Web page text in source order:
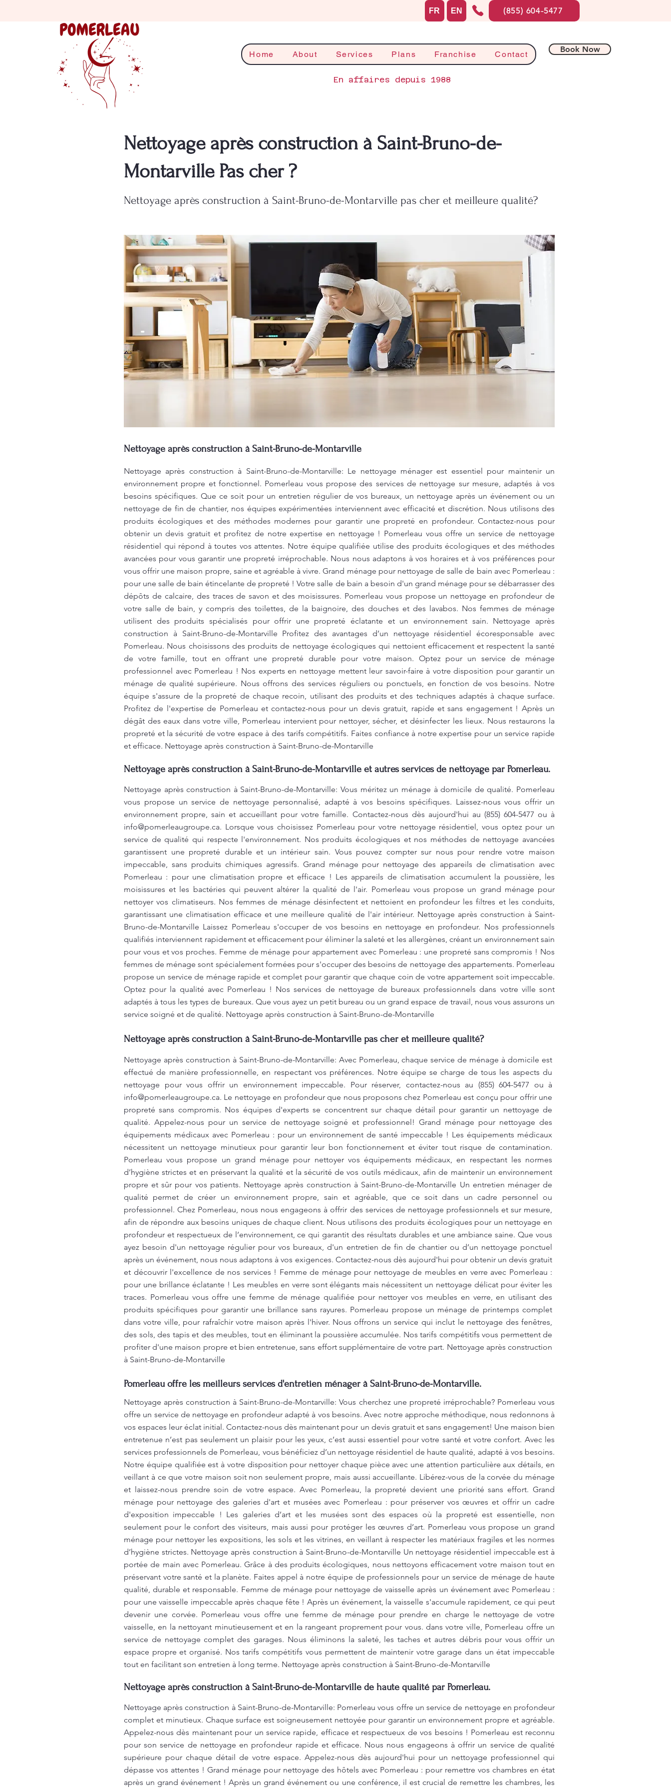
Home About Services Plans Franchise Contact
Book Now
En affaires depuis 1988
FR EN (855) 604-5477
Nettoyage après construction à Saint-Bruno-de-
Montarville Pas cher ?
Nettoyage après construction à Saint-Bruno-de-Montarville pas cher et meilleure qualité?
Nettoyage après construction à Saint-Bruno-de-Montarville
Nettoyage après construction à Saint-Bruno-de-Montarville: Le nettoyage ménager est essentiel pour maintenir un
environnement propre et fonctionnel. Pomerleau vous propose des services de nettoyage sur mesure, adaptés à vos
besoins spécifiques. Que ce soit pour un entretien régulier de vos bureaux, un nettoyage après un événement ou un
nettoyage de fin de chantier, nos équipes expérimentées interviennent avec efficacité et discrétion. Nous utilisons des
produits écologiques et des méthodes modernes pour garantir une propreté en profondeur. Contactez-nous pour
obtenir un devis gratuit et profitez de notre expertise en nettoyage ! Pomerleau vous offre un service de nettoyage
résidentiel qui répond à toutes vos attentes. Notre équipe qualifiée utilise des produits écologiques et des méthodes
avancées pour vous garantir une propreté irréprochable. Nous nous adaptons à vos horaires et à vos préférences pour
vous offrir une maison propre, saine et agréable à vivre. Grand ménage pour nettoyage de salle de bain avec Pomerleau :
pour une salle de bain étincelante de propreté ! Votre salle de bain a besoin d'un grand ménage pour se débarrasser des
dépôts de calcaire, des traces de savon et des moisissures. Pomerleau vous propose un nettoyage en profondeur de
votre salle de bain, y compris des toilettes, de la baignoire, des douches et des lavabos. Nos femmes de ménage
utilisent des produits spécialisés pour offrir une propreté éclatante et un environnement sain. Nettoyage après
construction à Saint-Bruno-de-Montarville Profitez des avantages d’un nettoyage résidentiel écoresponsable avec
Pomerleau. Nous choisissons des produits de nettoyage écologiques qui nettoient efficacement et respectent la santé
de votre famille, tout en offrant une propreté durable pour votre maison. Optez pour un service de ménage
professionnel avec Pomerleau ! Nos experts en nettoyage mettent leur savoir-faire à votre disposition pour garantir un
ménage de qualité supérieure. Nous offrons des services réguliers ou ponctuels, en fonction de vos besoins. Notre
équipe s'assure de la propreté de chaque recoin, utilisant des produits et des techniques adaptés à chaque surface.
Profitez de l'expertise de Pomerleau et contactez-nous pour un devis gratuit, rapide et sans engagement ! Après un
dégât des eaux dans votre ville, Pomerleau intervient pour nettoyer, sécher, et désinfecter les lieux. Nous restaurons la
propreté et la sécurité de votre espace à des tarifs compétitifs. Faites confiance à notre expertise pour un service rapide
et efficace. Nettoyage après construction à Saint-Bruno-de-Montarville
Nettoyage après construction à Saint-Bruno-de-Montarville et autres services de nettoyage par Pomerleau.
Nettoyage après construction à Saint-Bruno-de-Montarville: Vous méritez un ménage à domicile de qualité. Pomerleau
vous propose un service de nettoyage personnalisé, adapté à vos besoins spécifiques. Laissez-nous vous offrir un
environnement propre, sain et accueillant pour votre famille. Contactez-nous dès aujourd'hui au (855) 604-5477 ou à
info@pomerleaugroupe.ca. Lorsque vous choisissez Pomerleau pour votre nettoyage résidentiel, vous optez pour un
service de qualité qui respecte l'environnement. Nos produits écologiques et nos méthodes de nettoyage avancées
garantissent une propreté durable et un intérieur sain. Vous pouvez compter sur nous pour rendre votre maison
impeccable, sans produits chimiques agressifs. Grand ménage pour nettoyage des appareils de climatisation avec
Pomerleau : pour une climatisation propre et efficace ! Les appareils de climatisation accumulent la poussière, les
moisissures et les bactéries qui peuvent altérer la qualité de l'air. Pomerleau vous propose un grand ménage pour
nettoyer vos climatiseurs. Nos femmes de ménage désinfectent et nettoient en profondeur les filtres et les conduits,
garantissant une climatisation efficace et une meilleure qualité de l'air intérieur. Nettoyage après construction à Saint-
Bruno-de-Montarville Laissez Pomerleau s'occuper de vos besoins en nettoyage en profondeur. Nos professionnels
qualifiés interviennent rapidement et efficacement pour éliminer la saleté et les allergènes, créant un environnement sain
pour vous et vos proches. Femme de ménage pour appartement avec Pomerleau : une propreté sans compromis ! Nos
femmes de ménage sont spécialement formées pour s'occuper des besoins de nettoyage des appartements. Pomerleau
propose un service de ménage rapide et complet pour garantir que chaque coin de votre appartement soit impeccable.
Optez pour la qualité avec Pomerleau ! Nos services de nettoyage de bureaux professionnels dans votre ville sont
adaptés à tous les types de bureaux. Que vous ayez un petit bureau ou un grand espace de travail, nous vous assurons un
service soigné et de qualité. Nettoyage après construction à Saint-Bruno-de-Montarville
Nettoyage après construction à Saint-Bruno-de-Montarville pas cher et meilleure qualité?
Nettoyage après construction à Saint-Bruno-de-Montarville: Avec Pomerleau, chaque service de ménage à domicile est
effectué de manière professionnelle, en respectant vos préférences. Notre équipe se charge de tous les aspects du
nettoyage pour vous offrir un environnement impeccable. Pour réserver, contactez-nous au (855) 604-5477 ou à
info@pomerleaugroupe.ca. Le nettoyage en profondeur que nous proposons chez Pomerleau est conçu pour offrir une
propreté sans compromis. Nos équipes d'experts se concentrent sur chaque détail pour garantir un nettoyage de
qualité. Appelez-nous pour un service de nettoyage soigné et professionnel! Grand ménage pour nettoyage des
équipements médicaux avec Pomerleau : pour un environnement de santé impeccable ! Les équipements médicaux
nécessitent un nettoyage minutieux pour garantir leur bon fonctionnement et éviter tout risque de contamination.
Pomerleau vous propose un grand ménage pour nettoyer vos équipements médicaux, en respectant les normes
d’hygiène strictes et en préservant la qualité et la sécurité de vos outils médicaux, afin de maintenir un environnement
propre et sûr pour vos patients. Nettoyage après construction à Saint-Bruno-de-Montarville Un entretien ménager de
qualité permet de créer un environnement propre, sain et agréable, que ce soit dans un cadre personnel ou
professionnel. Chez Pomerleau, nous nous engageons à offrir des services de nettoyage professionnels et sur mesure,
afin de répondre aux besoins uniques de chaque client. Nous utilisons des produits écologiques pour un nettoyage en
profondeur et respectueux de l’environnement, ce qui garantit des résultats durables et une ambiance saine. Que vous
ayez besoin d'un nettoyage régulier pour vos bureaux, d'un entretien de fin de chantier ou d’un nettoyage ponctuel
après un événement, nous nous adaptons à vos exigences. Contactez-nous dès aujourd'hui pour obtenir un devis gratuit
et découvrir l'excellence de nos services ! Femme de ménage pour nettoyage de meubles en verre avec Pomerleau :
pour une brillance éclatante ! Les meubles en verre sont élégants mais nécessitent un nettoyage délicat pour éviter les
traces. Pomerleau vous offre une femme de ménage qualifiée pour nettoyer vos meubles en verre, en utilisant des
produits spécifiques pour garantir une brillance sans rayures. Pomerleau propose un ménage de printemps complet
dans votre ville, pour rafraîchir votre maison après l'hiver. Nous offrons un service qui inclut le nettoyage des fenêtres,
des sols, des tapis et des meubles, tout en éliminant la poussière accumulée. Nos tarifs compétitifs vous permettent de
profiter d'une maison propre et bien entretenue, sans effort supplémentaire de votre part. Nettoyage après construction
à Saint-Bruno-de-Montarville
Pomerleau offre les meilleurs services d'entretien ménager à Saint-Bruno-de-Montarville.
Nettoyage après construction à Saint-Bruno-de-Montarville: Vous cherchez une propreté irréprochable? Pomerleau vous
offre un service de nettoyage en profondeur adapté à vos besoins. Avec notre approche méthodique, nous redonnons à
vos espaces leur éclat initial. Contactez-nous dès maintenant pour un devis gratuit et sans engagement! Une maison bien
entretenue n’est pas seulement un plaisir pour les yeux, c’est aussi essentiel pour votre santé et votre confort. Avec les
services professionnels de Pomerleau, vous bénéficiez d’un nettoyage résidentiel de haute qualité, adapté à vos besoins.
Notre équipe qualifiée est à votre disposition pour nettoyer chaque pièce avec une attention particulière aux détails, en
veillant à ce que votre maison soit non seulement propre, mais aussi accueillante. Libérez-vous de la corvée du ménage
et laissez-nous prendre soin de votre espace. Avec Pomerleau, la propreté devient une priorité sans effort. Grand
ménage pour nettoyage des galeries d'art et musées avec Pomerleau : pour préserver vos œuvres et offrir un cadre
d'exposition impeccable ! Les galeries d’art et les musées sont des espaces où la propreté est essentielle, non
seulement pour le confort des visiteurs, mais aussi pour protéger les œuvres d’art. Pomerleau vous propose un grand
ménage pour nettoyer les expositions, les sols et les vitrines, en veillant à respecter les matériaux fragiles et les normes
d’hygiène strictes. Nettoyage après construction à Saint-Bruno-de-Montarville Un nettoyage résidentiel impeccable est à
portée de main avec Pomerleau. Grâce à des produits écologiques, nous nettoyons efficacement votre maison tout en
préservant votre santé et la planète. Faites appel à notre équipe de professionnels pour un service de ménage de haute
qualité, durable et responsable. Femme de ménage pour nettoyage de vaisselle après un événement avec Pomerleau :
pour une vaisselle impeccable après chaque fête ! Après un événement, la vaisselle s'accumule rapidement, ce qui peut
devenir une corvée. Pomerleau vous offre une femme de ménage pour prendre en charge le nettoyage de votre
vaisselle, en la nettoyant minutieusement et en la rangeant proprement pour vous. dans votre ville, Pomerleau offre un
service de nettoyage complet des garages. Nous éliminons la saleté, les taches et autres débris pour vous offrir un
espace propre et organisé. Nos tarifs compétitifs vous permettent de maintenir votre garage dans un état impeccable
tout en facilitant son entretien à long terme. Nettoyage après construction à Saint-Bruno-de-Montarville
Nettoyage après construction à Saint-Bruno-de-Montarville de haute qualité par Pomerleau.
Nettoyage après construction à Saint-Bruno-de-Montarville: Pomerleau vous offre un service de nettoyage en profondeur
complet et minutieux. Chaque surface est soigneusement nettoyée pour garantir un environnement propre et agréable.
Appelez-nous dès maintenant pour un service rapide, efficace et respectueux de vos besoins ! Pomerleau est reconnu
pour son service de nettoyage en profondeur rapide et efficace. Nous nous engageons à offrir un service de qualité
supérieure pour chaque détail de votre espace. Appelez-nous dès aujourd'hui pour un nettoyage professionnel qui
dépasse vos attentes ! Grand ménage pour nettoyage des hôtels avec Pomerleau : pour remettre vos chambres en état
après un grand événement ! Après un grand événement ou une conférence, il est crucial de remettre les chambres, les